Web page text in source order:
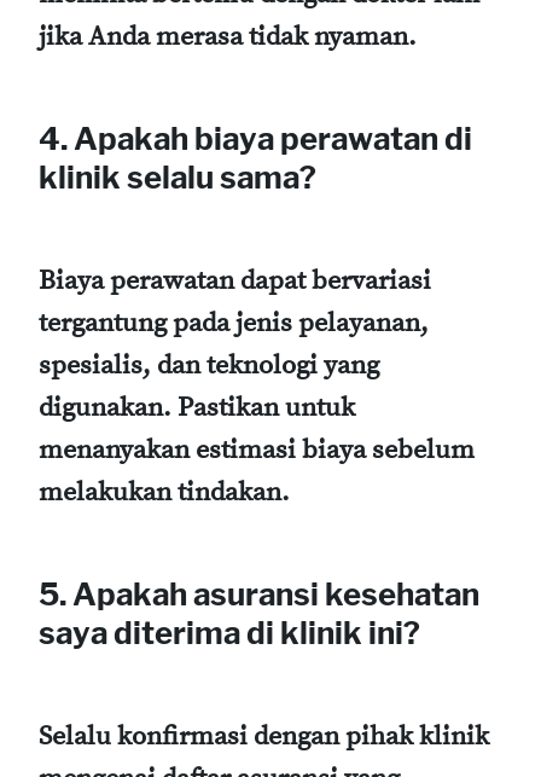
jika Anda merasa tidak nyaman.
4. Apakah biaya perawatan di
klinik selalu sama?
Biaya perawatan dapat bervariasi
tergantung pada jenis pelayanan,
spesialis, dan teknologi yang
digunakan. Pastikan untuk
menanyakan estimasi biaya sebelum
melakukan tindakan.
5. Apakah asuransi kesehatan
saya diterima di klinik ini?
Selalu konfirmasi dengan pihak klinik